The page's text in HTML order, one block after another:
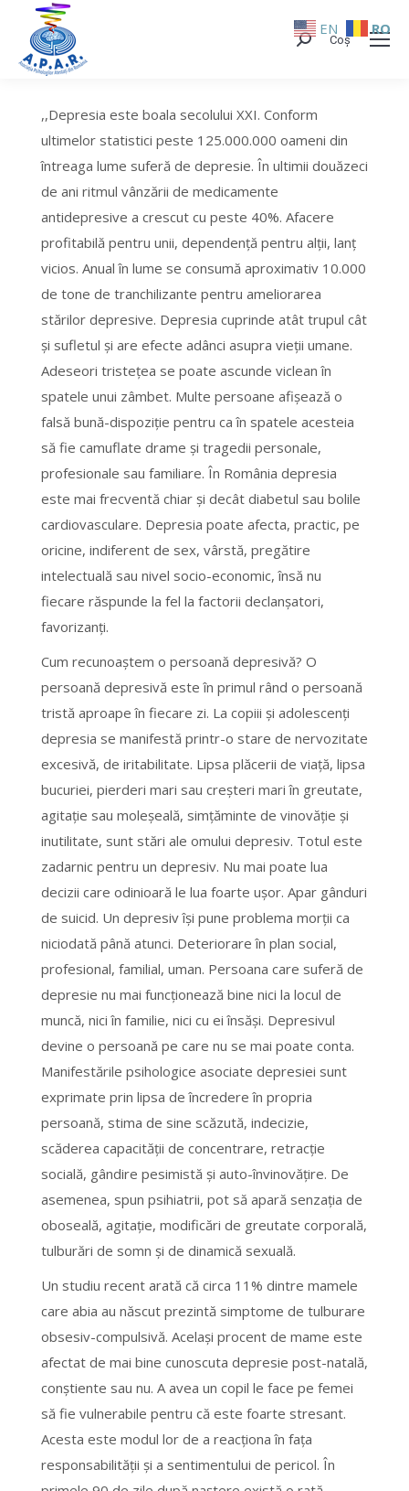
Search:Coș
,,Depresia este boala secolului XXI. Conform
ultimelor statistici peste 125.000.000 oameni din
întreaga lume suferă de depresie. În ultimii douăzeci
de ani ritmul vânzării de medicamente
antidepresive a crescut cu peste 40%. Afacere
profitabilă pentru unii, dependenţă pentru alţii, lanţ
vicios. Anual în lume se consumă aproximativ 10.000
de tone de tranchilizante pentru ameliorarea
stărilor depresive. Depresia cuprinde atât trupul cât
şi sufletul şi are efecte adânci asupra vieţii umane.
Adeseori tristeţea se poate ascunde viclean în
spatele unui zâmbet. Multe persoane afişează o
falsă bună-dispoziţie pentru ca în spatele acesteia
să fie camuflate drame şi tragedii personale,
profesionale sau familiare. În România depresia
este mai frecventă chiar şi decât diabetul sau bolile
cardiovasculare. Depresia poate afecta, practic, pe
oricine, indiferent de sex, vârstă, pregătire
intelectuală sau nivel socio-economic, însă nu
fiecare răspunde la fel la factorii declanşatori,
favorizanţi.
Cum recunoaştem o persoană depresivă? O
persoană depresivă este în primul rând o persoană
tristă aproape în fiecare zi. La copiii şi adolescenţi
depresia se manifestă printr-o stare de nervozitate
excesivă, de iritabilitate. Lipsa plăcerii de viaţă, lipsa
bucuriei, pierderi mari sau creşteri mari în greutate,
agitaţie sau moleşeală, simţăminte de vinovăţie şi
inutilitate, sunt stări ale omului depresiv. Totul este
zadarnic pentru un depresiv. Nu mai poate lua
decizii care odinioară le lua foarte uşor. Apar gânduri
de suicid. Un depresiv îşi pune problema morţii ca
niciodată până atunci. Deteriorare în plan social,
profesional, familial, uman. Persoana care suferă de
depresie nu mai funcţionează bine nici la locul de
muncă, nici în familie, nici cu ei însăşi. Depresivul
devine o persoană pe care nu se mai poate conta.
Manifestările psihologice asociate depresiei sunt
exprimate prin lipsa de încredere în propria
persoană, stima de sine scăzută, indecizie,
scăderea capacităţii de concentrare, retracţie
socială, gândire pesimistă şi auto-învinovăţire. De
asemenea, spun psihiatrii, pot să apară senzaţia de
oboseală, agitaţie, modificări de greutate corporală,
tulburări de somn şi de dinamică sexuală.
Un studiu recent arată că circa 11% dintre mamele
care abia au născut prezintă simptome de tulburare
obsesiv-compulsivă. Acelaşi procent de mame este
afectat de mai bine cunoscuta depresie post-natală,
conştiente sau nu. A avea un copil le face pe femei
să fie vulnerabile pentru că este foarte stresant.
Acesta este modul lor de a reacţiona în faţa
responsabilităţii şi a sentimentului de pericol. În
EN RO